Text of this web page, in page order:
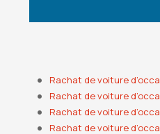
Rachat de voiture
Rachat de voiture
Rachat de voiture
Rachat de voiture